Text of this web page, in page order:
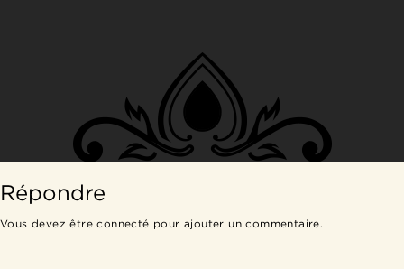
Répondre
Vous devez êtreconnecté pour ajouter un commentaire.